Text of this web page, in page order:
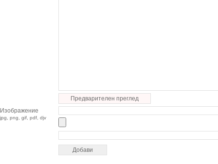
Предварителен преглед
Изображение
jpg, png, gif, pdf, djv